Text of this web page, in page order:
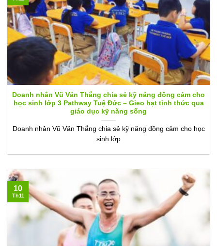
Doanh nhân Vũ Văn Thắng chia sẻ kỹ năng đồng cảm cho
học sinh lớp 3 Pathway Tuệ Đức – Gieo hạt tỉnh thức qua
giáo dục kỹ năng sống
Doanh nhân Vũ Văn Thắng chia sẻ kỹ năng đồng cảm cho học
sinh lớp
10
Th11